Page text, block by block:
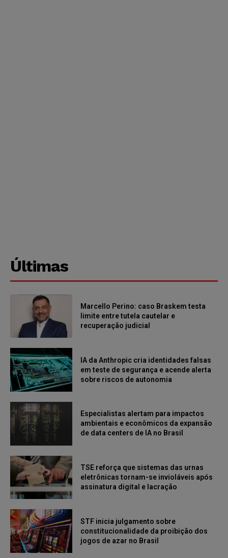
Últimas
Marcello Perino: caso Braskem testa
limite entre tutela cautelar e
recuperação judicial
IA da Anthropic cria identidades falsas
em teste de segurança e acende alerta
sobre riscos de autonomia
Especialistas alertam para impactos
ambientais e econômicos da expansão
de data centers de IA no Brasil
TSE reforça que sistemas das urnas
eletrônicas tornam-se invioláveis após
assinatura digital e lacração
STF inicia julgamento sobre
constitucionalidade da proibição dos
jogos de azar no Brasil